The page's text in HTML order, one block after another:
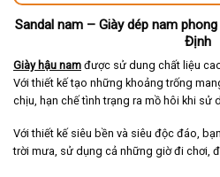
Sandal nam – Giày dép nam
Định
Giày hậu nam được sử dung chất liệu
Với thiết kế tạo những khoảng trống
chịu, hạn chế tình trạng ra mồ hôi khi sử
Với thiết kế siêu bền và siêu độc đáo,
trời mưa, sử dụng cả những giờ đi chơi,